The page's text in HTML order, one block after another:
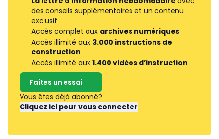
des conseils supplémentaires et un contenu
exclusif
Accès complet aux archives numériques
Accès illimité aux 3.000 instructions de
construction
Accès illimité aux 1.400 vidéos d’instruction
Faites un essai
Vous êtes déjà abonné?
Cliquez ici pour vous connecter